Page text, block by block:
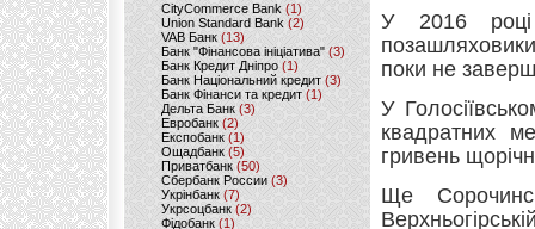
CityCommerce Bank (1)
Union Standard Bank (2)
VAB Банк (13)
Банк "Фінансова ініціатива" (3)
Банк Кредит Дніпро (1)
Банк Національний кредит (3)
Банк Фінанси та кредит (1)
Дельта Банк (3)
Евробанк(2)
Експобанк (1)
Ощадбанк(5)
Приватбанк (50)
Сбербанк России (3)
Укрінбанк(7)
Укрсоцбанк (2)
Фідобанк (1)
У 2016 році
поки не
У
квадратних
гривень
Ще